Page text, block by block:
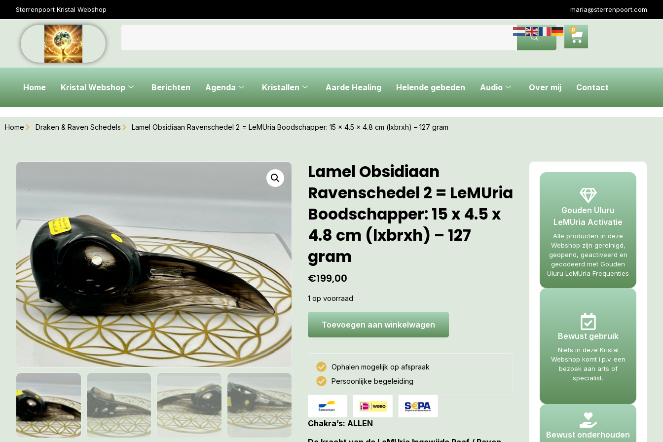
Sterrenpoort Kristal Webshop maria@sterrenpoort.com
0
Home Kristal Webshop Berichten Agenda Kristallen Aarde Healing Helende gebeden Audio Over mij Contact
Home Draken & Raven Schedels Lamel Obsidiaan Ravenschedel 2 = LeMUria Boodschapper: 15 x 4.5 x 4.8 cm (lxbrxh) – 127 gram
Lamel Obsidiaan
Ravenschedel 2 = LeMUria
Boodschapper: 15 x 4.5 x
4.8 cm (lxbrxh) – 127
gram
€199,00
1 op voorraad
Toevoegen aan winkelwagen
Ophalen mogelijk op afspraak
Persoonlijke begeleiding
Chakra’s: ALLEN
Gouden Uluru
LeMUria Activatie
Alle producten in deze
Webshop zijn gereinigd,
geopend, geactiveerd en
gecodeerd met Gouden
Uluru LeMUria Frequenties
Bewust gebruik
Niets in deze Kristal
Webshop komt i.p.v. een
bezoek aan arts of
specialist.
Bewust onderhouden